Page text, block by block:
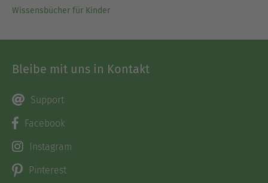
Wissensbücher für Kinder
Bleibe mit uns in Kontakt
Support
Facebook
Instagram
Pinterest